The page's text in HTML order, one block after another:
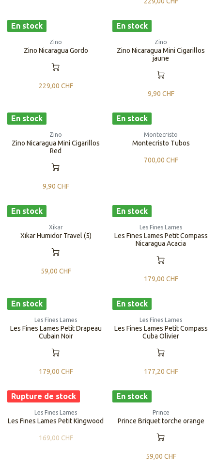
En stock
Zino
Zino Nicaragua Gordo
229,00 CHF
En stock
Zino
Zino Nicaragua Mini Cigarillos
jaune
9,90 CHF
En stock
Zino
Zino Nicaragua Mini Cigarillos
Red
9,90 CHF
En stock
Montecristo
Montecristo Tubos
700,00 CHF
En stock
Xikar
Xikar Humidor Travel (5)
59,00 CHF
En stock
Les Fines Lames
Les Fines Lames Petit Compass
Nicaragua Acacia
179,00 CHF
En stock
Les Fines Lames
Les Fines Lames Petit Drapeau
Cubain Noir
179,00 CHF
En stock
Les Fines Lames
Les Fines Lames Petit Compass
Cuba Olivier
177,20 CHF
Rupture de stock
Les Fines Lames
Les Fines Lames Petit Kingwood
169,00 CHF
En stock
Prince
Prince Briquet torche orange
59,00 CHF